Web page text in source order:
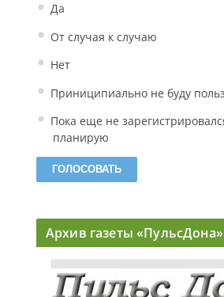
Да
От случая к случаю
Нет
Приниципиально не буду
Пока еще не
планирую
Архив газеты «ПульсДона»